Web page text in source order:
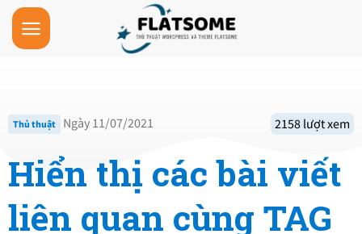
Skip
content
Thủ thuật Ngày 11/07/2021 2158 lượt xem
Hiển thị các bài viết
liên quan cùng TAG